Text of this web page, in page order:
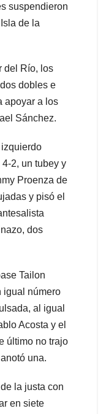
suspendieron
de la
del Río, los
dobles e
apoyar a los
Sánchez.
2, un tubey y
Proenza de
y pisó el
dos
Tailon
igual número
al igual
Acosta y el
último no trajo
una.
la justa con
en siete